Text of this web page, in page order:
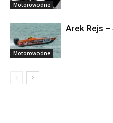
Motorowodne
Motorowodne
Arek Rejs –